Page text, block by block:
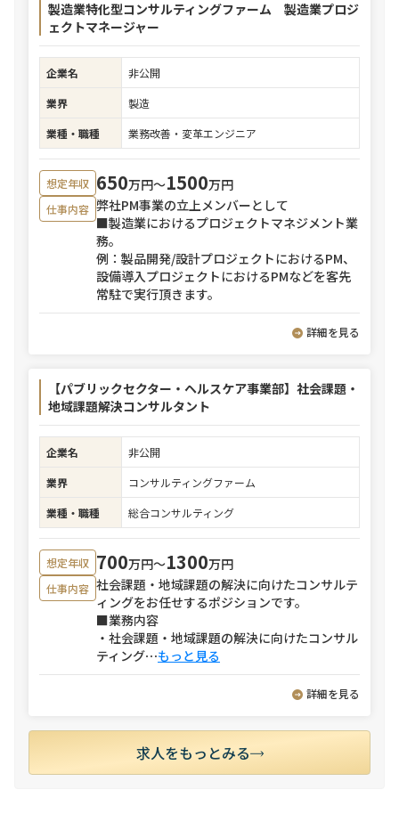
製造業特化型コンサルティングファーム 製造業プロジ
ェクトマネージャー
企業名
非公開
業界
製造
業種・職種
業務改善・変革エンジニア
想定年収 650万円〜1500万円
仕事内容 弊社PM事業の立上メンバーとして
■製造業におけるプロジェクトマネジメント業
務。
例：製品開発/設計プロジェクトにおけるPM、
設備導入プロジェクトにおけるPMなどを客先
常駐で実行頂きます。
詳細を見る
【パブリックセクター・ヘルスケア事業部】社会課題・
地域課題解決コンサルタント
企業名
非公開
業界
コンサルティングファーム
業種・職種
総合コンサルティング
想定年収 700万円〜1300万円
仕事内容 社会課題・地域課題の解決に向けたコンサルテ
ィングをお任せするポジションです。
■業務内容
・社会課題・地域課題の解決に向けたコンサル
ティング⋯もっと見る
詳細を見る
求人をもっとみる